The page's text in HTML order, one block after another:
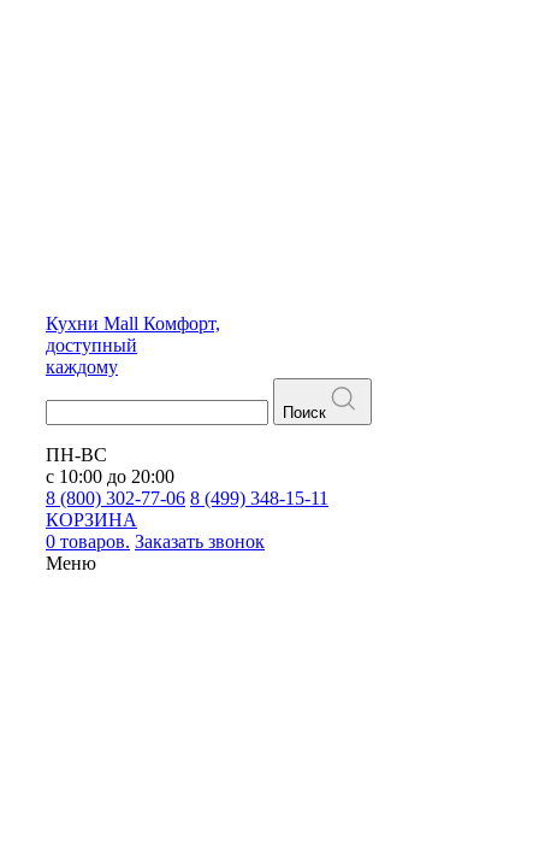
Кухни Mall Комфорт,
доступный
каждому
Поиск
ПН-ВС
с 10:00 до 20:00
8 (800) 302-77-06 8 (499) 348-15-11
КОРЗИНА
0 товаров. Заказать звонок
Меню